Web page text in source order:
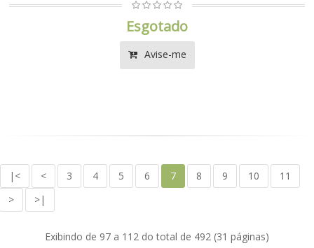
Esgotado
Avise-me
|< < 3 4 5 6 7 8 9 10
11
>
>|
Exibindo de 97 a 112 do total de 492 (31 páginas)